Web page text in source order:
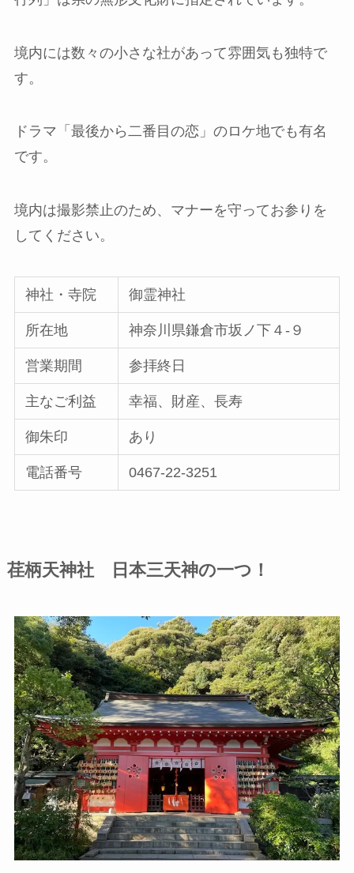
境内には数々の小さな社があって雰囲気も独特で
す。
ドラマ「最後から二番目の恋」のロケ地でも有名
です。
境内は撮影禁止のため、マナーを守ってお参りを
してください。
神社・寺院 御霊神社
所在地 神奈川県鎌倉市坂ノ下４-９
営業期間 参拝終日
主なご利益 幸福、財産、長寿
御朱印 あり
電話番号 0467-22-3251
荏柄天神社 日本三天神の一つ！